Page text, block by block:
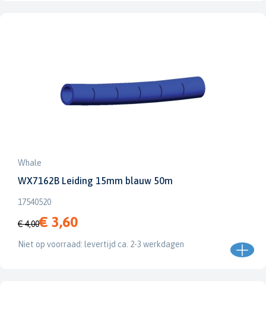
Whale
WX7162B Leiding 15mm blauw 50m
17540520
€ 4,00€ 3,60
Niet op voorraad: levertijd ca. 2-3 werkdagen